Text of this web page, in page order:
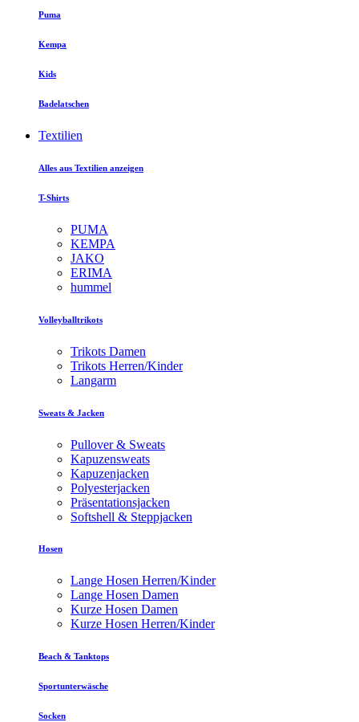
Puma
Kempa
Kids
Badelatschen
Textilien
Alles aus Textilien anzeigen
T-Shirts
PUMA
KEMPA
JAKO
ERIMA
hummel
Volleyballtrikots
Trikots Damen
Trikots Herren/Kinder
Langarm
Sweats & Jacken
Pullover & Sweats
Kapuzensweats
Kapuzenjacken
Polyesterjacken
Präsentationsjacken
Softshell & Steppjacken
Hosen
Lange Hosen Herren/Kinder
Lange Hosen Damen
Kurze Hosen Damen
Kurze Hosen Herren/Kinder
Beach & Tanktops
Sportunterwäsche
Socken